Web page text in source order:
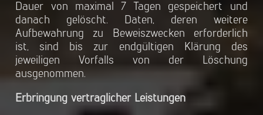
Dauer von maximal 7 Tagen gespeichert und
danach gelöscht. Daten, deren weitere
Aufbewahrung zu Beweiszwecken erforderlich
ist, sind bis zur endgültigen Klärung des
jeweiligen Vorfalls von der Löschung
ausgenommen.
Erbringung vertraglicher Leistungen